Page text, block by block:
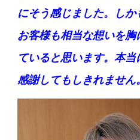
にそう感じました。しか
お客様も相当な想いを
ていると思います。本
感謝してもしきれません